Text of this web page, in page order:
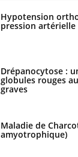
Hypotension
pression
Drépanocytose :
globules rouges
graves
Maladie de
amyotrophique)